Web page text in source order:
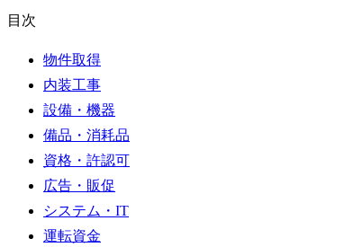
目次
物件取得
内装工事
設備・機器
備品・消耗品
資格・許認可
広告・販促
システム・IT
運転資金